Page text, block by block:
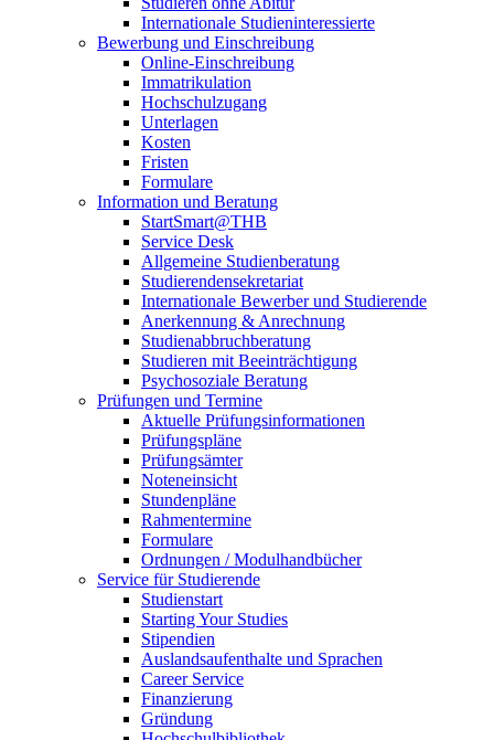
Internationale Studieninteressierte
Bewerbung und Einschreibung
Online-Einschreibung
Immatrikulation
Hochschulzugang
Unterlagen
Kosten
Fristen
Formulare
Information und Beratung
StartSmart@THB
Service Desk
Allgemeine Studienberatung
Studierendensekretariat
Internationale Bewerber und Studierende
Anerkennung & Anrechnung
Studienabbruchberatung
Studieren mit Beeinträchtigung
Psychosoziale Beratung
Prüfungen und Termine
Aktuelle Prüfungsinformationen
Prüfungspläne
Prüfungsämter
Noteneinsicht
Stundenpläne
Rahmentermine
Formulare
Ordnungen / Modulhandbücher
Service für Studierende
Studienstart
Starting Your Studies
Stipendien
Auslandsaufenthalte und Sprachen
Career Service
Finanzierung
Gründung